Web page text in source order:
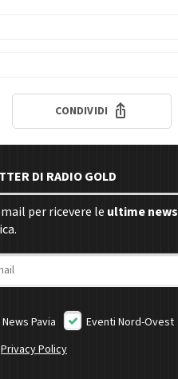
CONDIVIDI
DI RADIO GOLD
per ricevere le ultime news
News Pavia
Eventi Nord-Ovest
Privacy Policy